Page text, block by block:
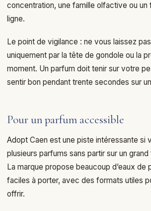
concentration, une famille olfactive ou un
ligne.
Le point de vigilance : ne vous laissez
uniquement par la tête de gondole ou la
moment. Un parfum doit tenir sur votre
sentir bon pendant trente secondes sur
Pour un parfum accessible
Adopt Caen est une piste intéressante si
plusieurs parfums sans partir sur un
La marque propose beaucoup d’eaux de
faciles à porter, avec des formats utiles
offrir.